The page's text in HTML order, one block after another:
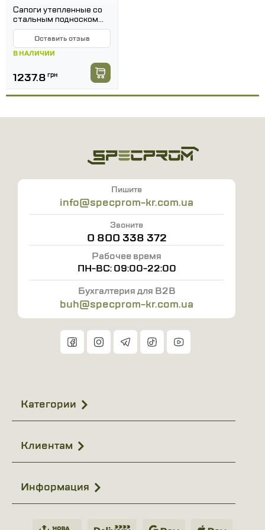
31,5
32
Сапоги утепленные со
стальным подноском
REIS BRYES-TWO-S1
Оставить отзыв
В НАЛИЧИИ
1237.8 грн
Пишите
info@specprom-kr.com.ua
Звоните
0 800 338 372
Рабочее время
ПН-ВС: 09:00-22:00
Бухгалтерия для B2B
buh@specprom-kr.com.ua
Категории
Клиентам
Информация